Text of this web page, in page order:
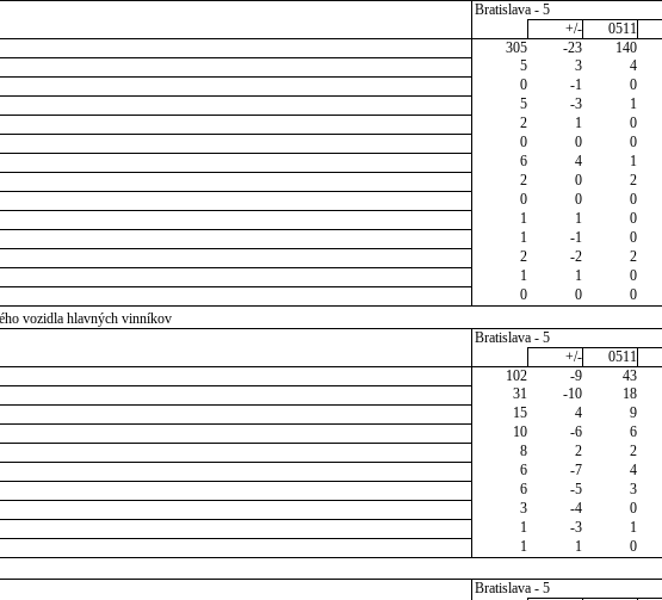
Bratislava - 5
+/-
0511
305 -23 140
5 3 4
0 -1 0
5 -3 1
2 1 0
0 0 0
6 4 1
2 0 2
0 0 0
1 1 0
1 -1 0
2 -2 2
1 1 0
0 0 0
vozidla hlavných vinníkov
Bratislava - 5
+/-
0511
102 -9 43
31 -10 18
15 4 9
10 -6 6
8 2 2
6 -7 4
6 -5 3
3 -4 0
1 -3 1
1 1 0
Bratislava - 5